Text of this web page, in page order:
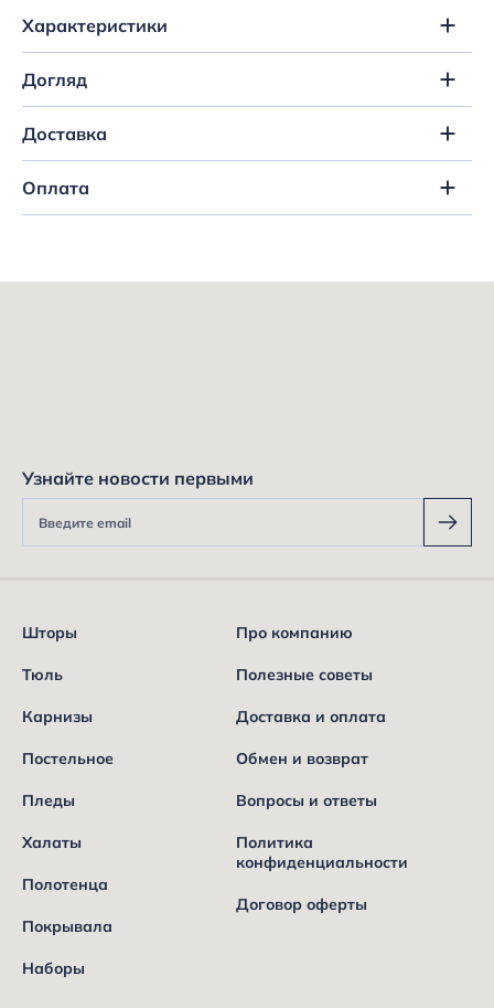
Характеристики
Догляд
Доставка
Оплата
Узнайте новости первыми
Шторы
Тюль
Карнизы
Постельное
Пледы
Халаты
Полотенца
Покрывала
Наборы
Про компанию
Полезные советы
Доставка и оплата
Обмен и возврат
Вопросы и ответы
Политика
конфиденциальности
Договор оферты